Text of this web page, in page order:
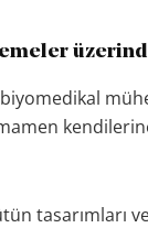
tasarımları